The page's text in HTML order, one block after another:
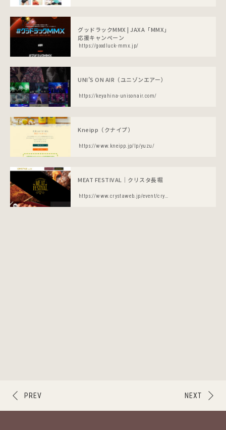
グッドラックMMX | JAXA「MMX」
応援キャンペーン
https://goodluck-mmx.jp/
UNI’S ON AIR（ユニゾンエアー）
https://keyahina-unisonair.com/
Kneipp（クナイプ）
https://www.kneipp.jp/lp/yuzu/
MEAT FESTIVAL｜クリスタ長堀
https://www.crystaweb.jp/event/crystyle19/page2.html
NEXT
PREV